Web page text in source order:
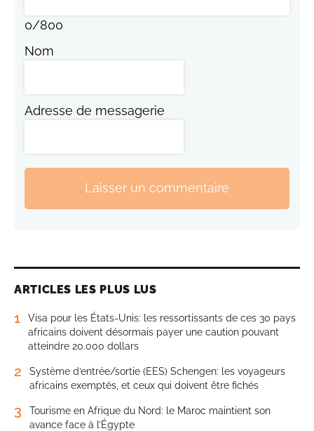
0/800
Nom
Adresse de messagerie
Laisser un commentaire
ARTICLES LES PLUS LUS
1
Visa pour les États-Unis: les ressortissants de ces 30 pays
africains doivent désormais payer une caution pouvant
atteindre 20.000 dollars
2
Système d’entrée/sortie (EES) Schengen: les voyageurs
africains exemptés, et ceux qui doivent être fichés
3
Tourisme en Afrique du Nord: le Maroc maintient son
avance face à l’Égypte